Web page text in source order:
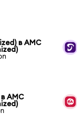
в AMC
AMC